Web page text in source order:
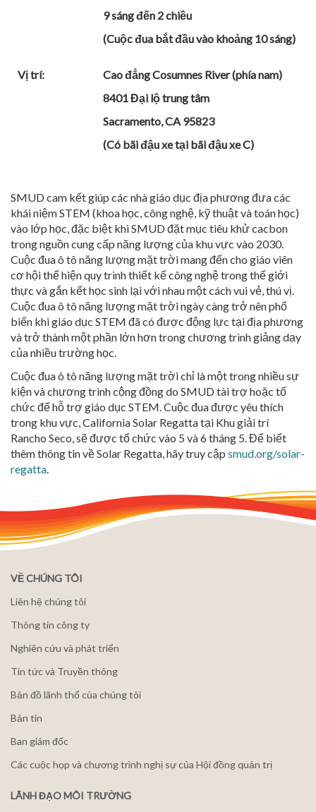
9 sáng đến 2 chiều
(Cuộc đua bắt đầu vào khoảng 10 sáng)
Vị trí:
Cao đẳng Cosumnes River (phía nam)
8401 Đại lộ trung tâm
Sacramento, CA 95823
(Có bãi đậu xe tại bãi đậu xe C)
SMUD cam kết giúp các nhà giáo dục địa phương đưa các
khái niệm STEM (khoa học, công nghệ, kỹ thuật và toán học)
vào lớp học, đặc biệt khi SMUD đặt mục tiêu khử cacbon
trong nguồn cung cấp năng lượng của khu vực vào 2030.
Cuộc đua ô tô năng lượng mặt trời mang đến cho giáo viên
cơ hội thể hiện quy trình thiết kế công nghệ trong thế giới
thực và gắn kết học sinh lại với nhau một cách vui vẻ, thú vị.
Cuộc đua ô tô năng lượng mặt trời ngày càng trở nên phổ
biến khi giáo dục STEM đã có được động lực tại địa phương
và trở thành một phần lớn hơn trong chương trình giảng dạy
của nhiều trường học.
Cuộc đua ô tô năng lượng mặt trời chỉ là một trong nhiều sự
kiện và chương trình cộng đồng do SMUD tài trợ hoặc tổ
chức để hỗ trợ giáo dục STEM. Cuộc đua được yêu thích
trong khu vực, California Solar Regatta tại Khu giải trí
Rancho Seco, sẽ được tổ chức vào 5 và 6 tháng 5. Để biết
thêm thông tin về Solar Regatta, hãy truy cập smud.org/solar-
regatta.
VỀ CHÚNG TÔI
Liên hệ chúng tôi
Thông tin công ty
Nghiên cứu và phát triển
Tin tức và Truyền thông
Bản đồ lãnh thổ của chúng tôi
Bản tin
Ban giám đốc
Các cuộc họp và chương trình nghị sự của Hội đồng quản trị
LÃNH ĐẠO MÔI TRƯỜNG